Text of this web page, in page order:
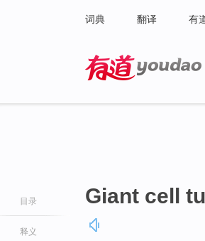
词典 翻译 有
目录
释义
Giant cell